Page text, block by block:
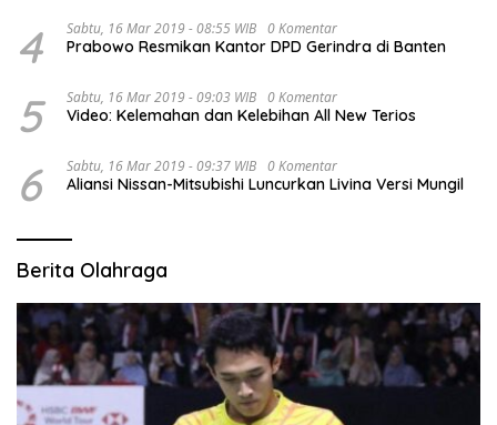
4 Sabtu, 16 Mar 2019 - 08:55 WIB 0 Komentar
Prabowo Resmikan Kantor DPD Gerindra di Banten
5 Sabtu, 16 Mar 2019 - 09:03 WIB 0 Komentar
Video: Kelemahan dan Kelebihan All New Terios
6 Sabtu, 16 Mar 2019 - 09:37 WIB 0 Komentar
Aliansi Nissan-Mitsubishi Luncurkan Livina Versi Mungil
Berita Olahraga